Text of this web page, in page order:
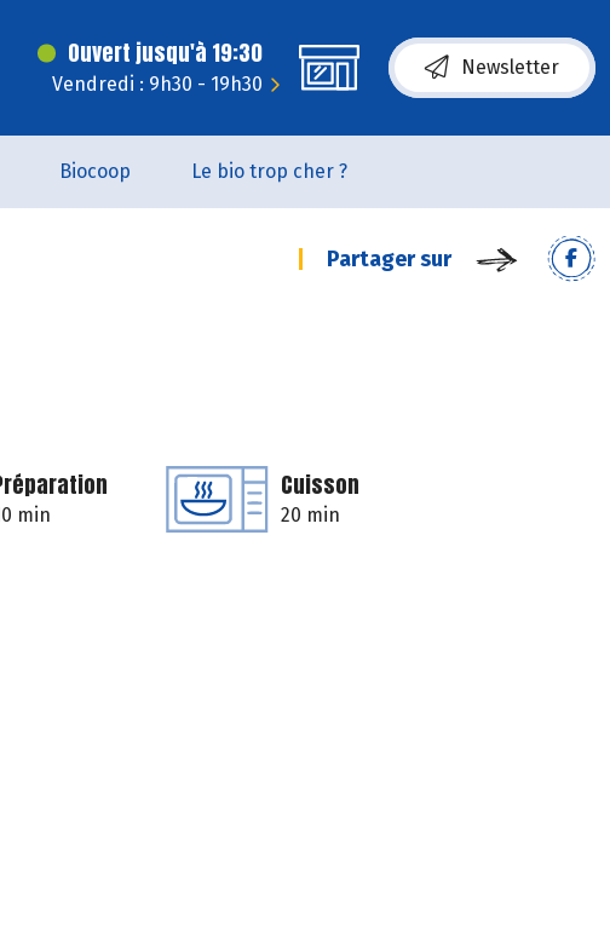
Ouvert jusqu'à 19:30
Vendredi : 9h30 - 19h30
Newsletter
Biocoop Le bio trop cher ?
Partager sur
min
Cuisson
20 min